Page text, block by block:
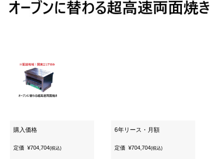
購入価格
定価 ¥704,704(税込)
6年リース・月額
定価 ¥704,704(税込)